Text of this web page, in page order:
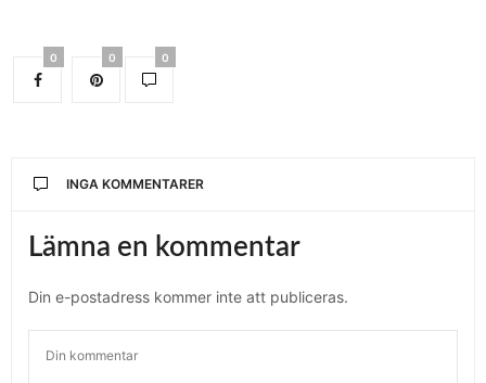
0 0 0
INGA KOMMENTARER
Lämna en kommentar
Din e-postadress kommer inte att publiceras.